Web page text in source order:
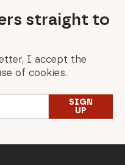
straight to
I accept the
of cookies.
SIGN
UP